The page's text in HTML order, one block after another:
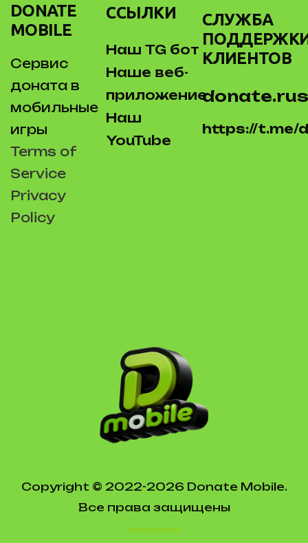
DONATE
MOBILE
Сервис
доната в
мобильные
игры
Terms of
Service
Privacy
Policy
ССЫЛКИ
Наш TG бот
Наше веб-
приложение
Наш
YouTube
СЛУЖБА
КЛИЕНТОВ
https://t.me/
Copyright © 2022-2026 Donate Mobile.
Все права защищены
Карта сайта